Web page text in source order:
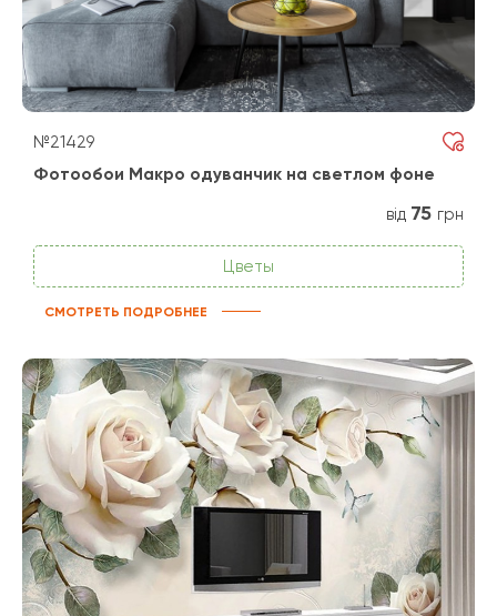
№21429
Фотообои Макро одуванчик на светлом фоне
від 75 грн
Цветы
СМОТРЕТЬ ПОДРОБНЕЕ